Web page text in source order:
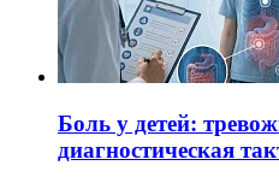
Боль у детей:
диагностическая